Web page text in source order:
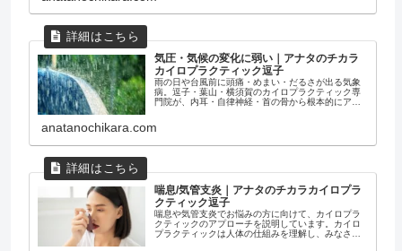
気圧・気候の変化に弱い｜アナタのチカラ
カイロプラクティック逗子
雨の日や台風前に頭痛・めまい・だるさが出る気象
病。逗子・葉山・横須賀のカイロプラクティック専
門院が、内耳・自律神経・首の骨から根本的にアプ
anatanochikara.com
喘息/気管支炎｜アナタのチカラカイロプラ
クティック逗子
喘息や気管支炎でお悩みの方に向けて、カイロプラ
クティックのアプローチを説明しています。カイロ
プラクティックは人体の仕組みを理解し、みなさん